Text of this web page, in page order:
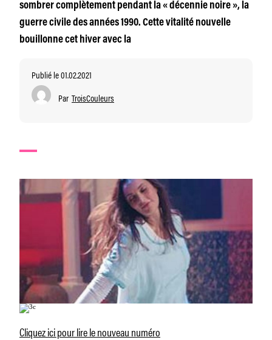
sombrer complètement pendant la « décennie noire », la
guerre civile des années 1990. Cette vitalité nouvelle
bouillonne cet hiver avec la
Publié le 01.02.2021
Par TroisCouleurs
Cliquez ici pour lire le nouveau numéro